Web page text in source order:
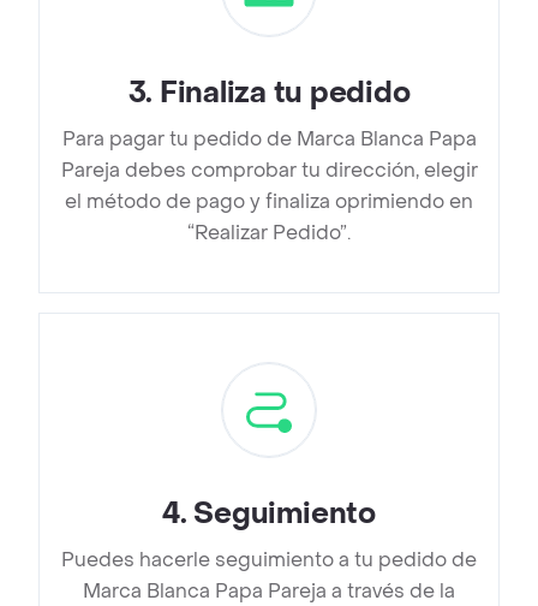
3. Finaliza tu pedido
Para pagar tu pedido de Marca Blanca Papa
Pareja debes comprobar tu dirección, elegir
el método de pago y finaliza oprimiendo en
“Realizar Pedido”.
4. Seguimiento
Puedes hacerle seguimiento a tu pedido de
Marca Blanca Papa Pareja a través de la